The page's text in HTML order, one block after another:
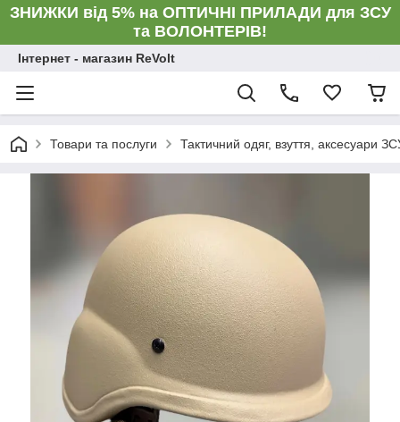
ЗНИЖКИ від 5% на ОПТИЧНІ ПРИЛАДИ для ЗСУ
та ВОЛОНТЕРІВ!
Інтернет - магазин ReVolt
Товари та послуги Тактичний одяг, взуття, аксесуари